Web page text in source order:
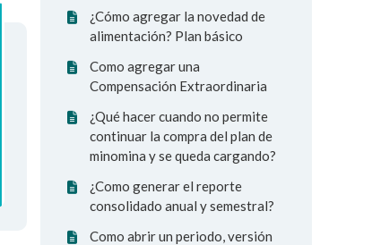
¿Cómo agregar la novedad de
alimentación? Plan básico
Como agregar una
Compensación Extraordinaria
¿Qué hacer cuando no permite
continuar la compra del plan de
minomina y se queda cargando?
¿Como generar el reporte
consolidado anual y semestral?
Como abrir un periodo, versión